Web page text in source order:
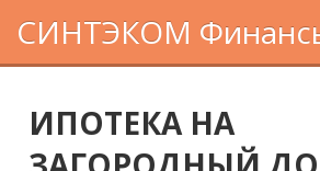
СИНТЭКОМ
ИПОТЕКА НА